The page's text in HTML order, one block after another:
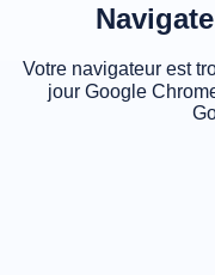
Votre navigateur est
jour Google